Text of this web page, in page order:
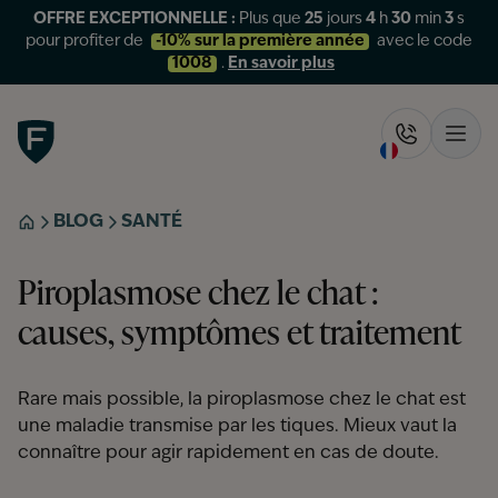
OFFRE EXCEPTIONNELLE : Plus que 25 jours 4 h 30 min 3 s
pour profiter de
-10% sur la première année
avec le code
1008
. En savoir plus
Figo
ACCUEIL
BLOG SANTÉ
Piroplasmose chez le chat :
causes, symptômes et traitement
Rare mais possible, la piroplasmose chez le chat est
une maladie transmise par les tiques. Mieux vaut la
connaître pour agir rapidement en cas de doute.